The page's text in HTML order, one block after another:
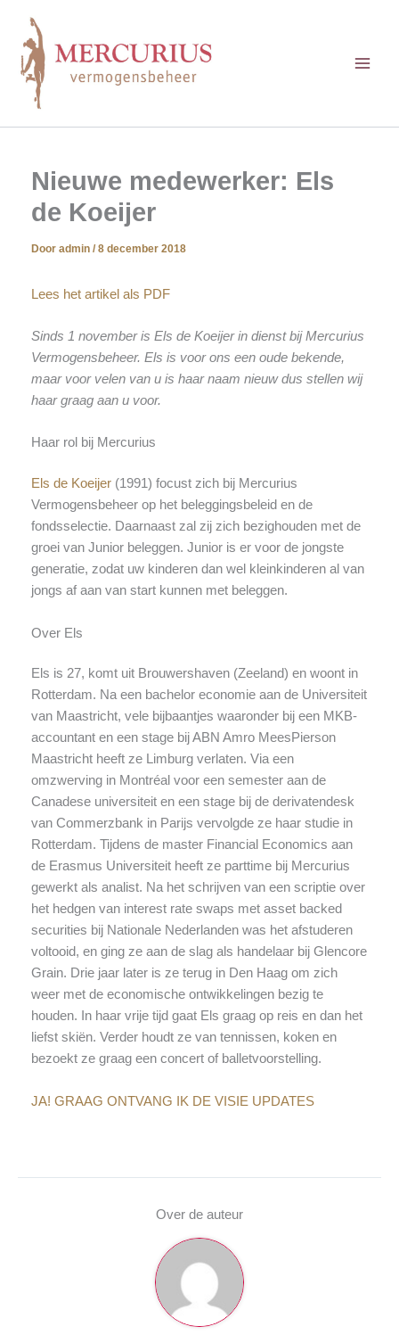
inhoud
Nieuwe medewerker: Els
de Koeijer
Door admin / 8 december 2018
Lees het artikel als PDF
Sinds 1 november is Els de Koeijer in dienst bij Mercurius
Vermogensbeheer. Els is voor ons een oude bekende,
maar voor velen van u is haar naam nieuw dus stellen wij
haar graag aan u voor.
Haar rol bij Mercurius
Els de Koeijer(1991) focust zich bij Mercurius
Vermogensbeheer op het beleggingsbeleid en de
fondsselectie. Daarnaast zal zij zich bezighouden met de
groei van Junior beleggen. Junior is er voor de jongste
generatie, zodat uw kinderen dan wel kleinkinderen al van
jongs af aan van start kunnen met beleggen.
Over Els
Els is 27, komt uit Brouwershaven (Zeeland) en woont in
Rotterdam. Na een bachelor economie aan de Universiteit
van Maastricht, vele bijbaantjes waaronder bij een MKB-
accountant en een stage bij ABN Amro MeesPierson
Maastricht heeft ze Limburg verlaten. Via een
omzwerving in Montréal voor een semester aan de
Canadese universiteit en een stage bij de derivatendesk
van Commerzbank in Parijs vervolgde ze haar studie in
Rotterdam. Tijdens de master Financial Economics aan
de Erasmus Universiteit heeft ze parttime bij Mercurius
gewerkt als analist. Na het schrijven van een scriptie over
het hedgen van interest rate swaps met asset backed
securities bij Nationale Nederlanden was het afstuderen
voltooid, en ging ze aan de slag als handelaar bij Glencore
Grain. Drie jaar later is ze terug in Den Haag om zich
weer met de economische ontwikkelingen bezig te
houden. In haar vrije tijd gaat Els graag op reis en dan het
liefst skiën. Verder houdt ze van tennissen, koken en
bezoekt ze graag een concert of balletvoorstelling.
JA! GRAAG ONTVANG IK DE VISIE UPDATES
Over de auteur